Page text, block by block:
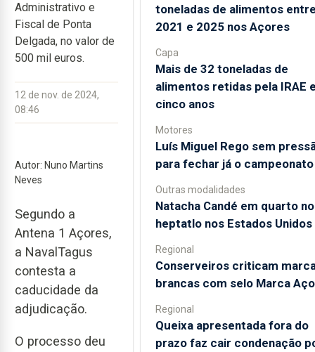
Administrativo e
Fiscal de Ponta
Delgada, no valor de
500 mil euros.
12 de nov. de 2024,
08:46
Autor: Nuno Martins
Neves
Segundo a
Antena 1 Açores,
a NavalTagus
contesta a
caducidade da
adjudicação.
O processo deu
toneladas de alimentos
2021 e 2025 nos Açores
Capa
Mais de 32 toneladas de
alimentos retidas pela IRAE
cinco anos
Motores
Luís Miguel Rego sem
para fechar já o campeonato
Outras modalidades
Natacha Candé em quarto no
heptatlo nos Estados Unidos
Regional
Conserveiros criticam
brancas com selo Marca
Regional
Queixa apresentada fora do
prazo faz cair condenação